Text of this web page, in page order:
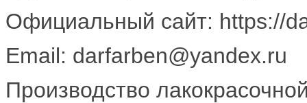
Официальный сайт: https://
Email: darfarben@yandex.ru
Производство